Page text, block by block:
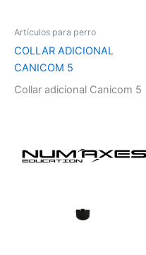
Artículos para perro
COLLAR ADICIONAL
CANICOM 5
Collar adicional Canicom 5